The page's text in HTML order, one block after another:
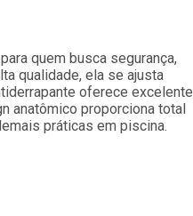
quem busca segurança,
qualidade, ela se ajusta
oferece excelente
anatômico proporciona total
práticas em piscina.